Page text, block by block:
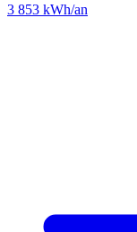
3 853 kWh/an